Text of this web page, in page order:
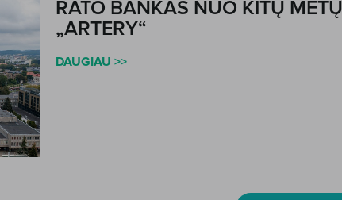
RATO BANKAS NUO KITŲ
„ARTERY“
DAUGIAU >>